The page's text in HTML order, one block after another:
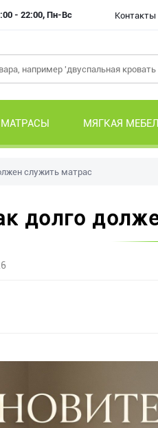
- 22:00, Пн-Вс Контакты
МАТРАСЫ МЯГКАЯ
служить матрас
долго